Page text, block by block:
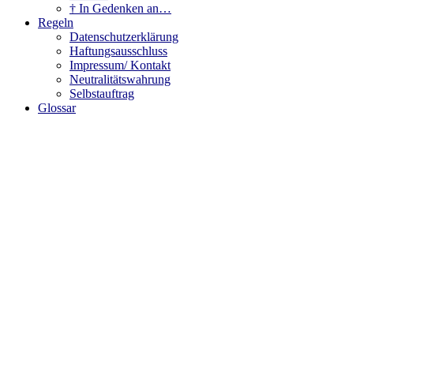
† In Gedenken an…
Regeln
Datenschutzerklärung
Haftungsausschluss
Impressum/ Kontakt
Neutralitätswahrung
Selbstauftrag
Glossar